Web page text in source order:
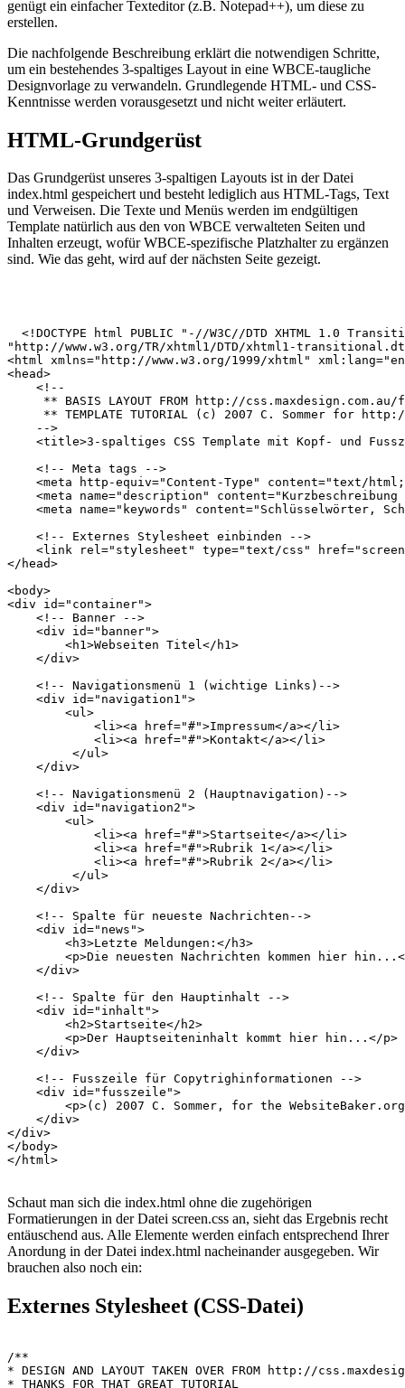
genügt ein einfacher Texteditor (z.B. Notepad++), um diese zu
erstellen.
Die nachfolgende Beschreibung erklärt die notwendigen Schritte,
um ein bestehendes 3-spaltiges Layout in eine WBCE-taugliche
Designvorlage zu verwandeln. Grundlegende HTML- und CSS-
Kenntnisse werden vorausgesetzt und nicht weiter erläutert.
HTML-Grundgerüst
Das Grundgerüst unseres 3-spaltigen Layouts ist in der Datei
index.html gespeichert und besteht lediglich aus HTML-Tags, Text
und Verweisen. Die Texte und Menüs werden im endgültigen
Template natürlich aus den von WBCE verwalteten Seiten und
Inhalten erzeugt, wofür WBCE-spezifische Platzhalter zu ergänzen
sind. Wie das geht, wird auf der nächsten Seite gezeigt.
<!DOCTYPE html PUBLIC "-//W3C//DTD XHTML 1.0
"http://www.w3.org/TR/xhtml1/DTD/xhtml1-
<html xmlns="http://www.w3.org/1999/xhtml"
<head>
    <!--
** BASIS LAYOUT FROM http://css.maxdesign.com.au/
** TEMPLATE TUTORIAL (c) 2007 C. Sommer for
    -->
<title>3-spaltiges CSS Template mit Kopf- und
    <!-- Meta tags -->
<meta http-equiv="Content-Type" content="text/
<meta name="description" content="Kurzbeschreibung
<meta name="keywords" content="Schlüsselwörter,
    <!-- Externes Stylesheet einbinden -->
<link rel="stylesheet" type="text/css"
</head>
<body>
<div id="container">
    <!-- Banner -->
    <div id="banner">
        <h1>Webseiten Titel</h1>
    </div>
    <!-- Navigationsmenü 1 (wichtige Links)-->
    <div id="navigation1">
        <ul>
            <li><a href="#">Impressum</a></li>
            <li><a href="#">Kontakt</a></li>
         </ul>
    </div>
    <!-- Navigationsmenü 2 (Hauptnavigation)-->
    <div id="navigation2">
        <ul>
            <li><a href="#">Startseite</a></li>
            <li><a href="#">Rubrik 1</a></li>
            <li><a href="#">Rubrik 2</a></li>
         </ul>
    </div>
    <!-- Spalte für neueste Nachrichten-->
    <div id="news">
        <h3>Letzte Meldungen:</h3>
<p>Die neuesten Nachrichten kommen hier
    </div>
    <!-- Spalte für den Hauptinhalt -->
    <div id="inhalt">
        <h2>Startseite</h2>
        <p>Der Hauptseiteninhalt kommt hier hin...</p>
    </div>
    <!-- Fusszeile für Copytrighinformationen -->
    <div id="fusszeile">
<p>(c) 2007 C. Sommer, for the
    </div>
</div>
</body>
Schaut man sich die index.html ohne die zugehörigen
Formatierungen in der Datei screen.css an, sieht das Ergebnis recht
entäuschend aus. Alle Elemente werden einfach entsprechend Ihrer
Anordung in der Datei index.html nacheinander ausgegeben. Wir
brauchen also noch ein:
Externes Stylesheet (CSS-Datei)
/**
* DESIGN AND LAYOUT TAKEN OVER FROM http://
* THANKS FOR THAT GREAT TUTORIAL